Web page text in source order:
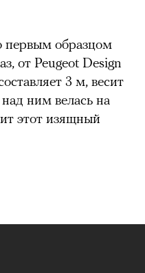
первым образцом
от Peugeot Design
3 м, весит
ним велась на
этот изящный